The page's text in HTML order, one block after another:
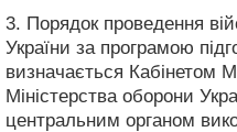
3. Порядок проведення
України за програмою
визначається Кабінетом
Міністерства оборони
центральним органом